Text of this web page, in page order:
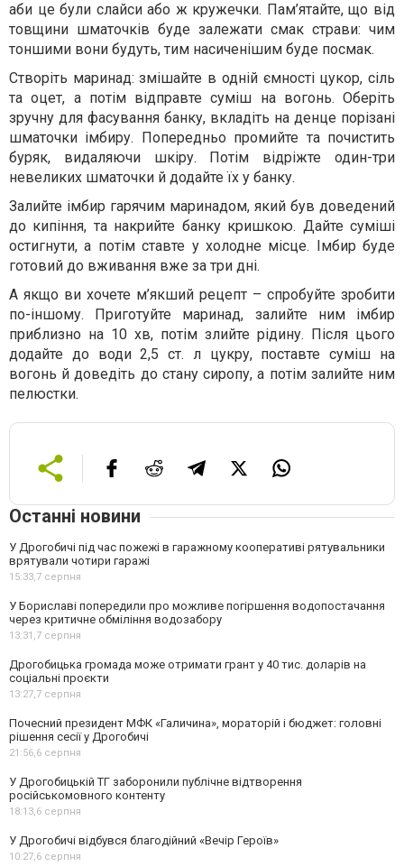
аби це були слайси або ж кружечки. Пам’ятайте, що від
товщини шматочків буде залежати смак страви: чим
тоншими вони будуть, тим насиченішим буде посмак.
Створіть маринад: змішайте в одній ємності цукор, сіль
та оцет, а потім відправте суміш на вогонь. Оберіть
зручну для фасування банку, вкладіть на денце порізані
шматочки імбиру. Попередньо промийте та почистить
буряк, видаляючи шкіру. Потім відріжте один-три
невеликих шматочки й додайте їх у банку.
Залийте імбир гарячим маринадом, який був доведений
до кипіння, та накрийте банку кришкою. Дайте суміші
остигнути, а потім ставте у холодне місце. Імбир буде
готовий до вживання вже за три дні.
А якщо ви хочете м’якший рецепт – спробуйте зробити
по-іншому. Приготуйте маринад, залийте ним імбир
приблизно на 10 хв, потім злийте рідину. Після цього
додайте до води 2,5 ст. л цукру, поставте суміш на
вогонь й доведіть до стану сиропу, а потім залийте ним
пелюстки.
Останні новини
У Дрогобичі під час пожежі в гаражному кооперативі рятувальники
врятували чотири гаражі
15:33,7 серпня
У Бориславі попередили про можливе погіршення водопостачання
через критичне обміління водозабору
13:31,7 серпня
Дрогобицька громада може отримати грант у 40 тис. доларів на
соціальні проєкти
13:27,7 серпня
Почесний президент МФК «Галичина», мораторій і бюджет: головні
рішення сесії у Дрогобичі
21:56,6 серпня
У Дрогобицькій ТГ заборонили публічне відтворення
російськомовного контенту
18:13,6 серпня
У Дрогобичі відбувся благодійний «Вечір Героїв»
10:27,6 серпня